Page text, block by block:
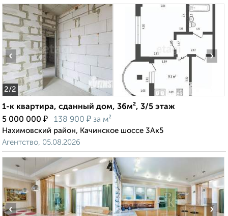
2/2
‹ ›
1-к квартира, сданный дом, 36м², 3/5 этаж
5 000 000 ₽ 138 900 ₽ за м²
Нахимовский район, Качинское шоссе 3Ак5
Агентство, 05.08.2026
‹ ›